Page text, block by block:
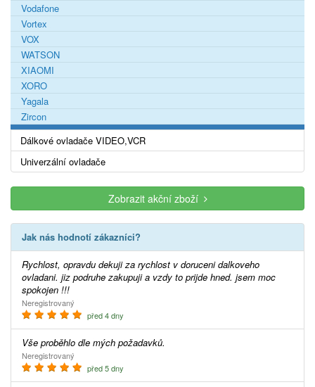
Vodafone
Vortex
VOX
WATSON
XIAOMI
XORO
Yagala
Zircon
Dálkové ovladače VIDEO,VCR
Univerzální ovladače
Zobrazit akční zboží
Jak nás hodnotí zákazníci?
Rychlost, opravdu dekuji za rychlost v doruceni dalkoveho
ovladani. jiz podruhe zakupuji a vzdy to prijde hned. jsem moc
spokojen !!!
Neregistrovaný
před 4 dny
Vše proběhlo dle mých požadavků.
Neregistrovaný
před 5 dny